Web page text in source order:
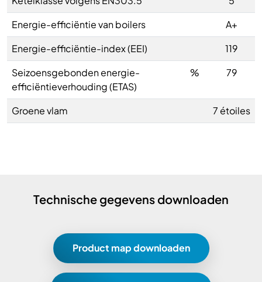
Energie-efficiëntie van boilers
A+
Energie-efficiëntie-index (EEI)
119
Seizoensgebonden energie-
efficiëntieverhouding (ETAS)
% 79
Groene vlam 7 étoiles
Technische gegevens downloaden
Product map downloaden